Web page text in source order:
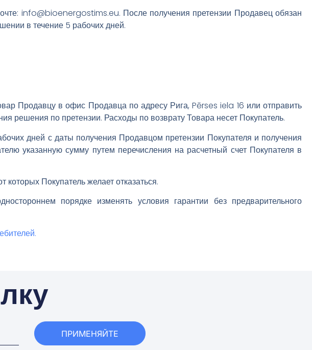
info@bioenergostims.eu. После получения претензии Продавец обязан
в течение 5 рабочих дней.
Продавцу в офис Продавца по адресу Рига, Pērses iela 16 или отправить
решения по претензии. Расходы по возврату Товара несет Покупатель.
дней с даты получения Продавцом претензии Покупателя и получения
указанную сумму путем перечисления на расчетный счет Покупателя в
Покупатель желает отказаться.
порядке изменять условия гарантии без предварительного
ПРИМЕНЯЙТЕ